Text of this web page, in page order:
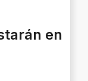
en